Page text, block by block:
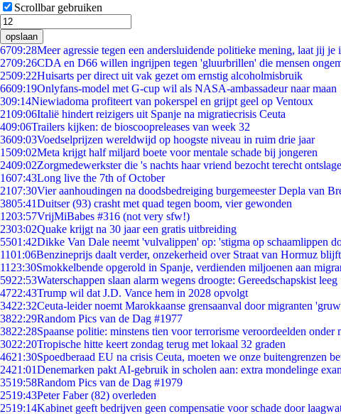
Scrollbar gebruiken
opslaan
6709:28Meer agressie tegen een andersluidende politieke mening, laat jij je
2709:26CDA en D66 willen ingrijpen tegen 'gluurbrillen' die mensen
2509:22Huisarts per direct uit vak gezet om ernstig alcoholmisbruik
6609:19Onlyfans-model met G-cup wil als NASA-ambassadeur naar maan
309:14Niewiadoma profiteert van pokerspel en grijpt geel op Ventoux
2109:06Italië hindert reizigers uit Spanje na migratiecrisis Ceuta
409:06Trailers kijken: de bioscoopreleases van week 32
3609:03Voedselprijzen wereldwijd op hoogste niveau in ruim drie jaar
1509:02Meta krijgt half miljard boete voor mentale schade bij jongeren
2409:02Zorgmedewerkster die 's nachts haar vriend bezocht terecht
1607:43Long live the 7th of October
2107:30Vier aanhoudingen na doodsbedreiging burgemeester Depla van
3805:41Duitser (93) crasht met quad tegen boom, vier gewonden
1203:57VrijMiBabes #316 (not very sfw!)
2303:02Quake krijgt na 30 jaar een gratis uitbreiding
5501:42Dikke Van Dale neemt 'vulvalippen' op: 'stigma op schaamlippen
1101:06Benzineprijs daalt verder, onzekerheid over Straat van Hormuz blijft
11 23:30Smokkelbende opgerold in Spanje, verdienden miljoenen aan
5922:53Waterschappen slaan alarm wegens droogte: Gereedschapskist leeg
4722:43Trump wil dat J.D. Vance hem in 2028 opvolgt
3422:32Ceuta-leider noemt Marokkaanse grensaanval door migranten
3822:29Random Pics van de Dag #1977
3822:28Spaanse politie: minstens tien voor terrorisme veroordeelden onder
3022:20Tropische hitte keert zondag terug met lokaal 32 graden
4621:30Spoedberaad EU na crisis Ceuta, moeten we onze buitengrenzen
2421:01Denemarken pakt AI-gebruik in scholen aan: extra mondelinge
3519:58Random Pics van de Dag #1979
2519:43Peter Faber (82) overleden
2519:14Kabinet geeft bedrijven geen compensatie voor schade door